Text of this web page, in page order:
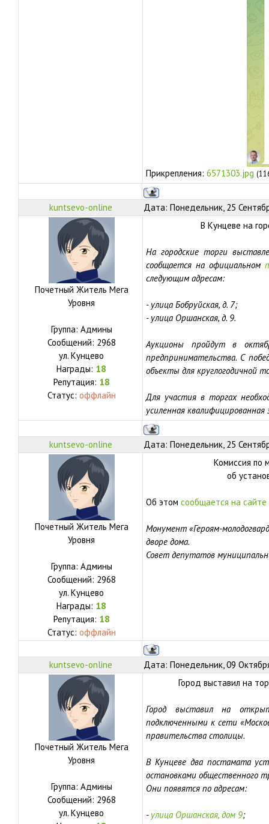
Прикрепления: 6571303.jpg
kuntsevo-online Дата: Понедельник, 25
Почетный Житель Мега
Уровня
Группа: Админы
Сообщений: 2968
ул. Кунцево
Награды: 18
Репутация: 18
Статус: оффлайн
В Кунцеве на
На городские торги
сообщается на официальном
следующим адресам:
- улица Бобруйская, д. 7;
- улица Оршанская, д. 9.
Аукционы пройдут в
предпринимательства. С
объекты для круглогодичной
Для участия в торгах
усиленная
kuntsevo-online Дата: Понедельник, 25
Почетный Житель Мега
Уровня
Группа: Админы
Сообщений: 2968
ул. Кунцево
Награды: 18
Репутация: 18
Статус: оффлайн
Комиссия по
об
Об этом сообщается на
Монумент «Героям-
дворе дома.
Совет депутатов
kuntsevo-online Дата: Понедельник, 09
Почетный Житель Мега
Уровня
Группа: Админы
Сообщений: 2968
ул. Кунцево
Город выставил на
Город выставил на
подключенными к сети
правительства столицы.
В Кунцеве два постамата
остановками общественного
Они появятся по адресам:
- улица Оршанская, дом 9;